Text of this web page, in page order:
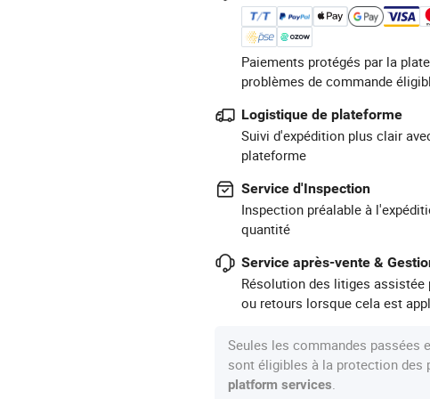
Paiements protégés par la
problèmes de commande
Logistique de plateforme
Suivi d'expédition plus clair
plateforme
Service d'Inspection
Inspection préalable à
quantité
Service après-vente &
Résolution des litiges
ou retours lorsque cela est
Seules les commandes passées
sont éligibles à la protection des
platform services